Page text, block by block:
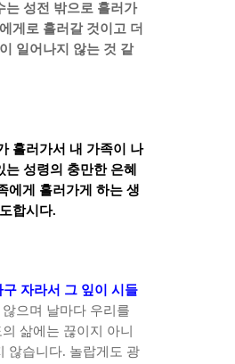
는 성전 밖으로 흘러가
게로 흘러갈 것이고 더
일어나지 않는 것 같
흘러가서 내 가족이 나
는 성령의 충만한 은혜
에게 흘러가게 하는 생
합시다.
자라서 그 잎이 시들
으며 날마다 우리를
삶에는 끊이지 아니
않습니다. 놀랍게도 광